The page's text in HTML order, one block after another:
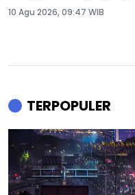
10 Agu 2026, 09:47 WIB
TERPOPULER